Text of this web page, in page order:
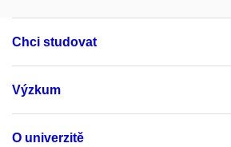
Chci studovat
Výzkum
O univerzitě